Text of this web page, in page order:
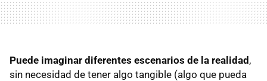
Puede imaginar diferentes escenarios de la realidad,
sin necesidad de tener algo tangible (algo que pueda